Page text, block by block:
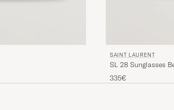
SAINT LAURENT
SL 28 Sunglasses
335€